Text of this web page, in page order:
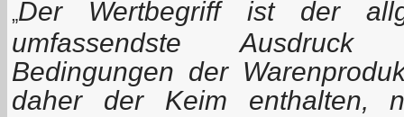
„Der Wertbegriff ist der
umfassendste Ausdruck
Bedingungen der
daher der Keim enthalten,